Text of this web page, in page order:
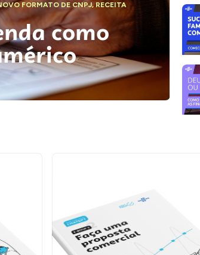
FORMATO DE CNPJ,RECEITA
como